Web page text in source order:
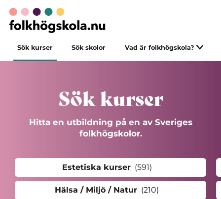
Sök kurser Sök skolor Vad är folkhögskola?
Sök kurser
Hitta en utbildning på en av Sveriges
folkhögskolor.
Estetiska kurser (591)
Hälsa / Miljö / Natur (210)